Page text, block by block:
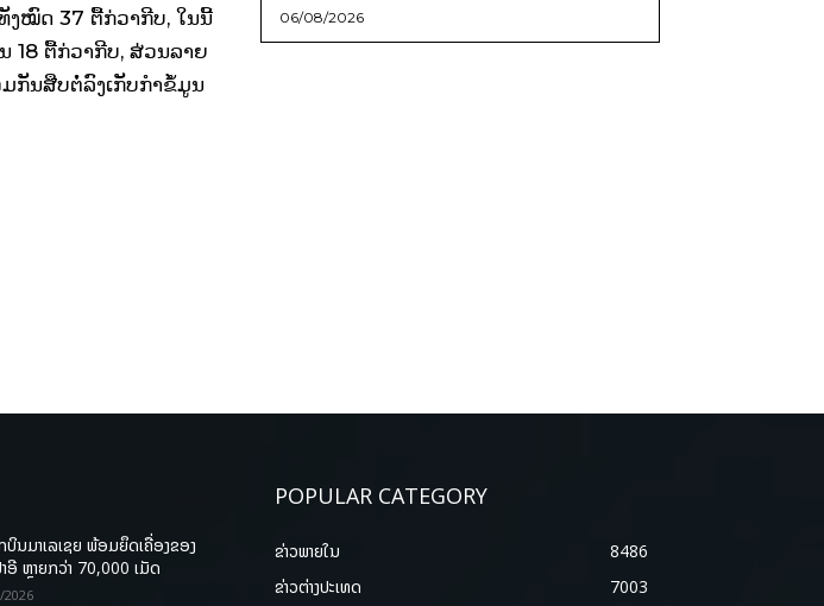
ງໝົດ 37 ຕື້ກ່ວາກີບ, ໃນນີ້
18 ຕື້ກ່ວາກີບ, ສ່ວນລາຍ
ກັນສືບຕໍ່ລົງເກັບກໍາຂໍ້ມູນ
06/08/2026
ນມາເລເຊຍ ພ້ອມຍຶດເຄື່ອງຂອງ
າອີ ຫຼາຍກວ່າ 70,000 ເມັດ
2026
POPULAR CATEGORY
ຂ່າວພາຍ​ໃນ
8486
ຂ່າວຕ່າງປະເທດ
7003